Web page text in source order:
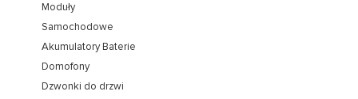
Moduły
Samochodowe
Akumulatory Baterie
Domofony
Dzwonki do drzwi